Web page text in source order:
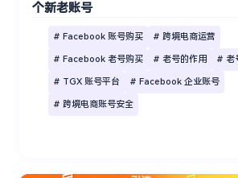
个新老账号
# Facebook 账号购买 # 跨境电商运营
# Facebook 老号购买 # 老号的作用 # 老
# TGX 账号平台 # Facebook 企业账号
# 跨境电商账号安全